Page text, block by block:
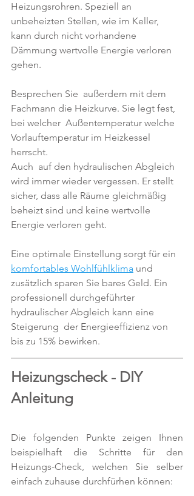
Heizungsrohren. Speziell an
unbeheizten Stellen, wie im Keller,
kann durch nicht vorhandene
Dämmung wertvolle Energie verloren
gehen.
Besprechen Sie  außerdem mit dem
Fachmann die Heizkurve. Sie legt fest,
bei welcher  Außentemperatur welche
Vorlauftemperatur im Heizkessel
herrscht.
Auch  auf den hydraulischen Abgleich
wird immer wieder vergessen. Er stellt
sicher, dass alle Räume gleichmäßig
beheizt sind und keine wertvolle
Energie verloren geht.
Eine optimale Einstellung sorgt für ein
komfortables Wohlfühlklima und
zusätzlich sparen Sie bares Geld. Ein
professionell durchgeführter
hydraulischer Abgleich kann eine
Steigerung  der Energieeffizienz von
bis zu 15% bewirken.
Heizungscheck - DIY
Anleitung
Die folgenden Punkte zeigen Ihnen
beispielhaft die Schritte für den
Heizungs-Check, welchen Sie selber
einfach zuhause durchfürhen können: